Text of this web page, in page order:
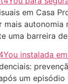
em Casa
uma barreira
um